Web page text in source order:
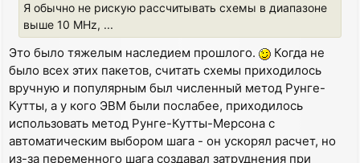
Я обычно не рискую рассчитывать схемы в диапазоне
выше 10 MHz, ...
Это было тяжелым наследием прошлого.
Когда не
было всех этих пакетов, считать схемы приходилось
вручную и популярным был численный метод Рунге-
Кутты, а у кого ЭВМ были послабее, приходилось
использовать метод Рунге-Кутты-Мерсона с
автоматическим выбором шага - он ускорял расчет, но
из-за переменного шага создавал затруднения при